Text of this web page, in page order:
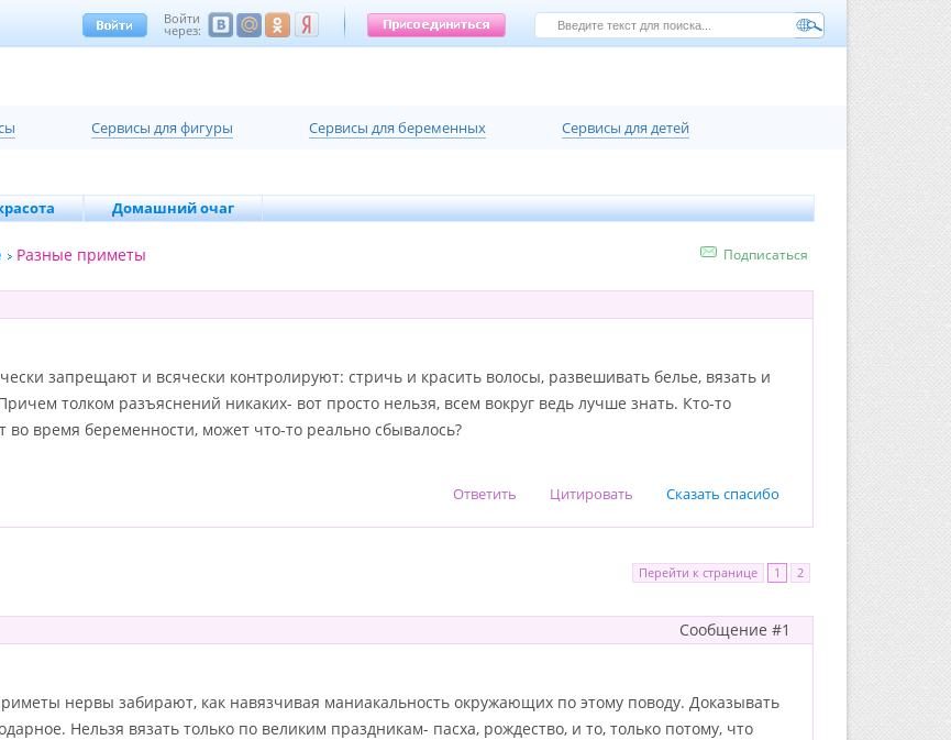
Войти
через:
Cервисы для фигуры Cервисы для беременных Сервисы для детей
Домашний очаг
Подписаться
Разные приметы
запрещают и всячески контролируют: стричь и красить волосы, развешивать белье, вязать и
толком разъяснений никаких- вот просто нельзя, всем вокруг ведь лучше знать. Кто-то
во время беременности, может что-то реально сбывалось?
Сказать спасибо
Цитировать
Ответить
Перейти к странице 1 2
Сообщение #1
нервы забирают, как навязчивая маниакальность окружающих по этому поводу. Доказывать
Нельзя вязать только по великим праздникам- пасха, рождество, и то, только потому, что